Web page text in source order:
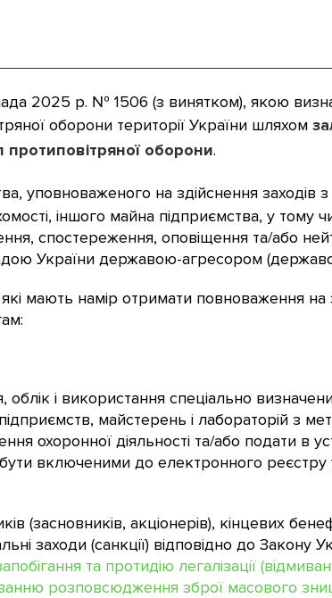
2025 р. № 1506 (з винятком), якою
оборони території України шляхом
оборони.
уповноваженого на здійснення заходів з
іншого майна підприємства, у тому
спостереження, оповіщення та/або
України державою-агресором
мають намір отримати повноваження на
і використання спеціально
майстерень і лабораторій з
охоронної діяльності та/або подати в
включеними до електронного реєстру
(засновників, акціонерів), кінцевих
заходи (санкції) відповідно до Закону
та протидію легалізації
розповсюдження зброї масового